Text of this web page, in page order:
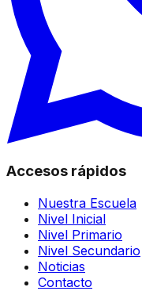
Accesos rápidos
Nuestra Escuela
Nivel Inicial
Nivel Primario
Nivel Secundario
Noticias
Contacto